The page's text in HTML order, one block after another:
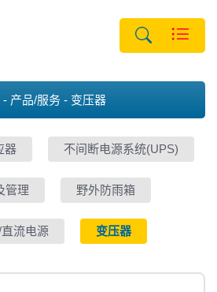
产品/服务 变压器
器 不间断电源系统(UPS)
管理 野外防雨箱
流电源 变压器